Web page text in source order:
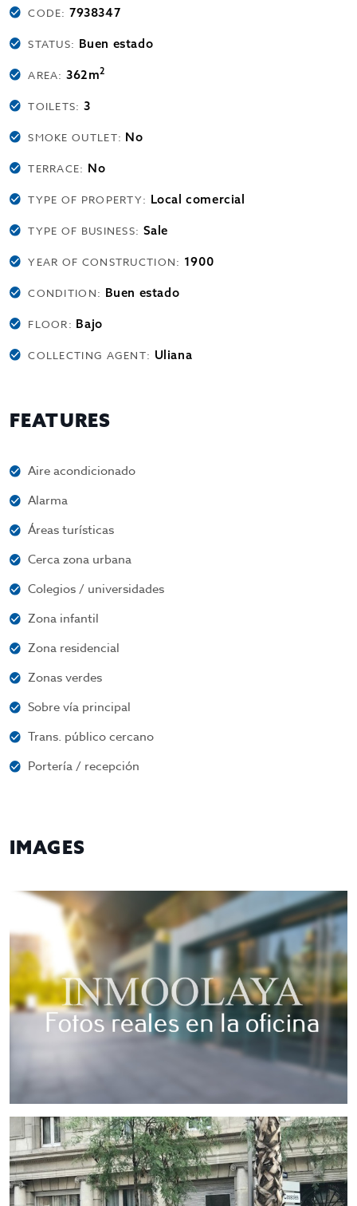
CODE:7938347
STATUS: Buen estado
AREA:362m2
TOILETS: 3
SMOKE OUTLET: No
TERRACE: No
TYPE OF PROPERTY: Local comercial
TYPE OF BUSINESS: Sale
YEAR OF CONSTRUCTION: 1900
CONDITION: Buen estado
FLOOR: Bajo
COLLECTING AGENT: Uliana
FEATURES
Aire acondicionado
Alarma
Áreas turísticas
Cerca zona urbana
Colegios / universidades
Zona infantil
Zona residencial
Zonas verdes
Sobre vía principal
Trans. público cercano
Portería / recepción
IMAGES